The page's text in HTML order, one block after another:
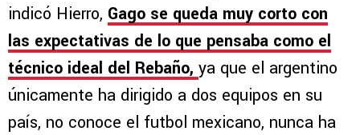
indicó Hierro, Gago se queda muy corto con
las expectativas de lo que pensaba como el
técnico ideal del Rebaño, ya que el argentino
únicamente ha dirigido a dos equipos en su
país, no conoce el futbol mexicano, nunca ha